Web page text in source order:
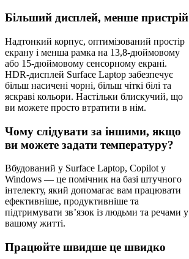
Більший дисплей, менше пристрій
Надтонкий корпус, оптимізований простір
екрану і менша рамка на 13,8-дюймовому
або 15-дюймовому сенсорному екрані.
HDR-дисплей Surface Laptop забезпечує
більш насичені чорні, більш чіткі білі та
яскраві кольори. Настільки блискучий, що
ви можете просто втратити в нім.
Чому слідувати за іншими, якщо
ви можете задати температуру?
Вбудований у Surface Laptop, Copilot у
Windows — це помічник на базі штучного
інтелекту, який допомагає вам працювати
ефективніше, продуктивніше та
підтримувати зв’язок із людьми та речами у
вашому житті.
Працюйте швидше це швидко